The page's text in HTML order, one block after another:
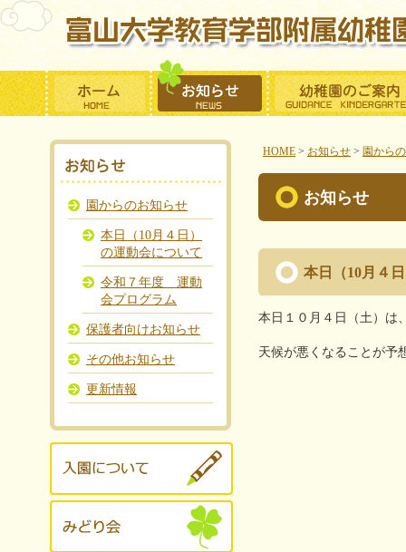
HOME > お知らせ > 園から
お知らせ
本日（10月４
本日１０月４日（土）は
天候が悪くなることが予
園からのお知らせ
本日（10月４日）
の運動会について
令和７年度 運動
会プログラム
保護者向けお知らせ
その他お知らせ
更新情報